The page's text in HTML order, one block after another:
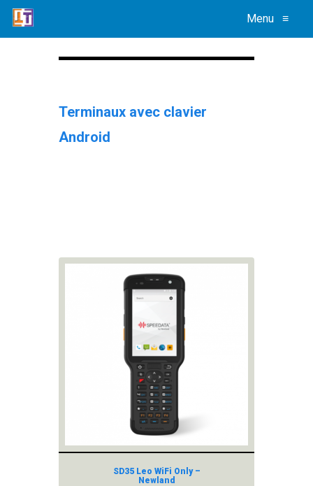
Menu ≡
Terminaux avec clavier
Android
SD35 Leo WiFi Only –
Newland